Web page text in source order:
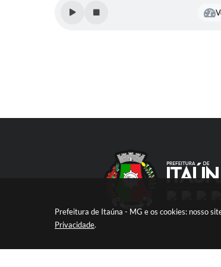
Prefeitura de Itaúna - MG e os cookies: nosso
Privacidade.